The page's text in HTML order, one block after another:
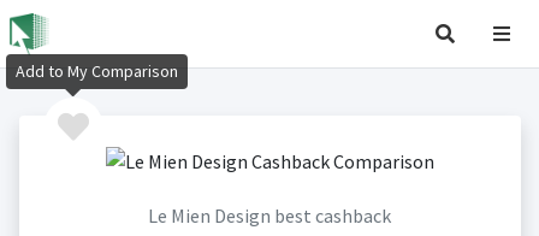
Le Mien Design best cashback
Add to My Comparison